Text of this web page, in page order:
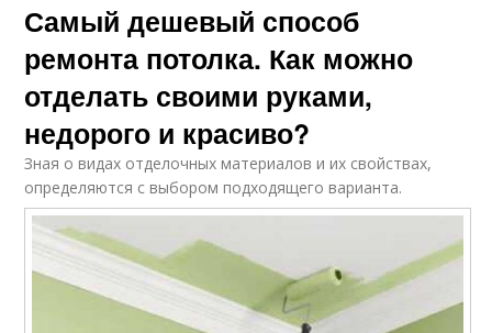
Самый дешевый способ
ремонта потолка. Как можно
отделать своими руками,
недорого и красиво?
Зная о видах отделочных материалов и их свойствах,
определяются с выбором подходящего варианта.